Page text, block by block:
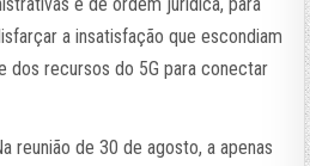
a insatisfação que escondiam
dos recursos do 5G para conectar
reunião de 30 de agosto, a apenas